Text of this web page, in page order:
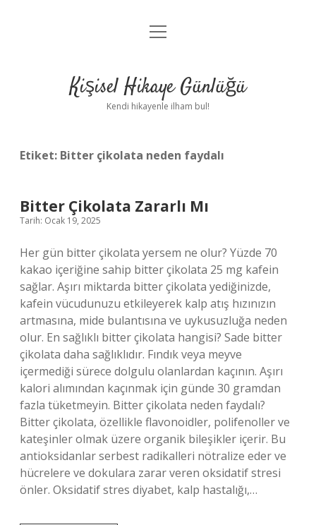
Anasayfa
Yasal Uyarı
menüyü
Kişisel Hikaye Günlüğü
Kendi hikayenle ilham bul!
Etiket: Bitter çikolata neden faydalı
Bitter Çikolata Zararlı Mı
Tarih: Ocak 19, 2025
Her gün bitter çikolata yersem ne olur? Yüzde 70
kakao içeriğine sahip bitter çikolata 25 mg kafein
sağlar. Aşırı miktarda bitter çikolata yediğinizde,
kafein vücudunuzu etkileyerek kalp atış hızınızın
artmasına, mide bulantısına ve uykusuzluğa neden
olur. En sağlıklı bitter çikolata hangisi? Sade bitter
çikolata daha sağlıklıdır. Fındık veya meyve
içermediği sürece dolgulu olanlardan kaçının. Aşırı
kalori alımından kaçınmak için günde 30 gramdan
fazla tüketmeyin. Bitter çikolata neden faydalı?
Bitter çikolata, özellikle flavonoidler, polifenoller ve
kateşinler olmak üzere organik bileşikler içerir. Bu
antioksidanlar serbest radikalleri nötralize eder ve
hücrelere ve dokulara zarar veren oksidatif stresi
önler. Oksidatif stres diyabet, kalp hastalığı,…